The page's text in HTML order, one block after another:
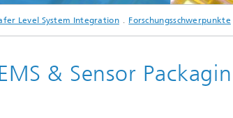
Level System Integration Forschungsschwerpunkte
& Sensor